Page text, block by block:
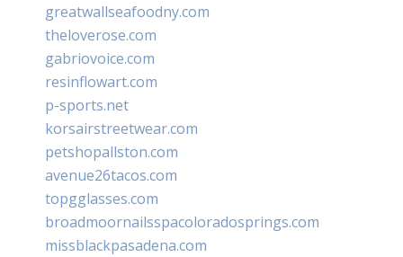
greatwallseafoodny.com
theloverose.com
gabriovoice.com
resinflowart.com
p-sports.net
korsairstreetwear.com
petshopallston.com
avenue26tacos.com
topgglasses.com
broadmoornailsspacoloradosprings.com
missblackpasadena.com